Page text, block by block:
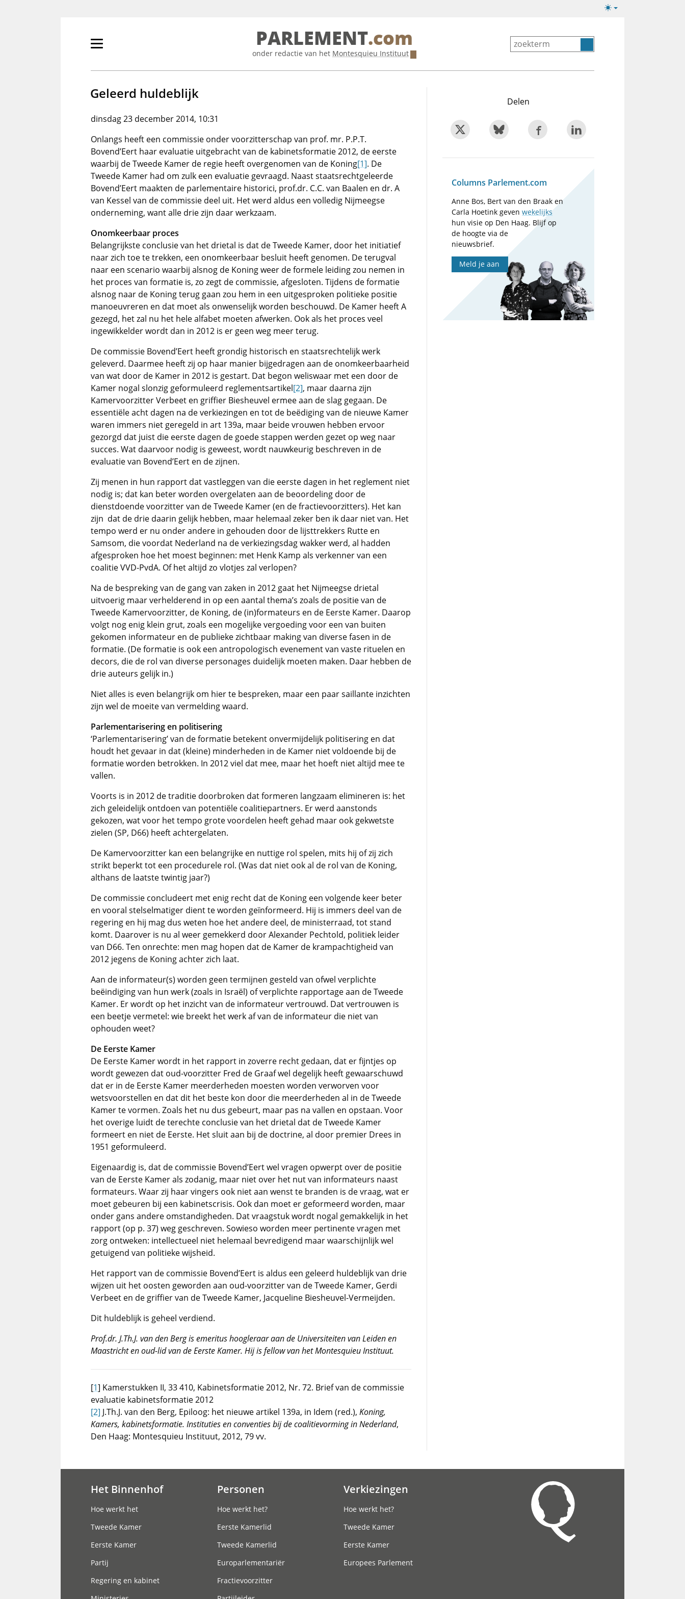
Lichte/donkere
Primair
tonen/verbergen
PARLEMENT.com
onder redactie van het Montesquieu Instituut
Geleerd huldeblijk
dinsdag 23 december 2014, 10:31
Onlangs heeft een commissie onder voorzitterschap van prof. mr. P.P.T.
Bovend’Eert haar evaluatie uitgebracht van de kabinetsformatie 2012, de eerste
waarbij de Tweede Kamer de regie heeft overgenomen van de Koning[1]. De
Tweede Kamer had om zulk een evaluatie gevraagd. Naast staatsrechtgeleerde
Bovend’Eert maakten de parlementaire historici, prof.dr. C.C. van Baalen en dr. A
van Kessel van de commissie deel uit. Het werd aldus een volledig Nijmeegse
onderneming, want alle drie zijn daar werkzaam.
Onomkeerbaar proces
Belangrijkste conclusie van het drietal is dat de Tweede Kamer, door het initiatief
naar zich toe te trekken, een onomkeerbaar besluit heeft genomen. De terugval
naar een scenario waarbij alsnog de Koning weer de formele leiding zou nemen in
het proces van formatie is, zo zegt de commissie, afgesloten. Tijdens de formatie
alsnog naar de Koning terug gaan zou hem in een uitgesproken politieke positie
manoeuvreren en dat moet als onwenselijk worden beschouwd. De Kamer heeft A
gezegd, het zal nu het hele alfabet moeten afwerken. Ook als het proces veel
ingewikkelder wordt dan in 2012 is er geen weg meer terug.
De commissie Bovend’Eert heeft grondig historisch en staatsrechtelijk werk
geleverd. Daarmee heeft zij op haar manier bijgedragen aan de onomkeerbaarheid
van wat door de Kamer in 2012 is gestart. Dat begon weliswaar met een door de
Kamer nogal slonzig geformuleerd reglementsartikel[2], maar daarna zijn
Kamervoorzitter Verbeet en griffier Biesheuvel ermee aan de slag gegaan. De
essentiële acht dagen na de verkiezingen en tot de beëdiging van de nieuwe Kamer
waren immers niet geregeld in art 139a, maar beide vrouwen hebben ervoor
gezorgd dat juist die eerste dagen de goede stappen werden gezet op weg naar
succes. Wat daarvoor nodig is geweest, wordt nauwkeurig beschreven in de
evaluatie van Bovend’Eert en de zijnen.
Zij menen in hun rapport dat vastleggen van die eerste dagen in het reglement niet
nodig is; dat kan beter worden overgelaten aan de beoordeling door de
dienstdoende voorzitter van de Tweede Kamer (en de fractievoorzitters). Het kan
zijn dat de drie daarin gelijk hebben, maar helemaal zeker ben ik daar niet van. Het
tempo werd er nu onder andere in gehouden door de lijsttrekkers Rutte en
Samsom, die voordat Nederland na de verkiezingsdag wakker werd, al hadden
afgesproken hoe het moest beginnen: met Henk Kamp als verkenner van een
coalitie VVD-PvdA. Of het altijd zo vlotjes zal verlopen?
Na de bespreking van de gang van zaken in 2012 gaat het Nijmeegse drietal
uitvoerig maar verhelderend in op een aantal thema’s zoals de positie van de
Tweede Kamervoorzitter, de Koning, de (in)formateurs en de Eerste Kamer. Daarop
volgt nog enig klein grut, zoals een mogelijke vergoeding voor een van buiten
gekomen informateur en de publieke zichtbaar making van diverse fasen in de
formatie. (De formatie is ook een antropologisch evenement van vaste rituelen en
decors, die de rol van diverse personages duidelijk moeten maken. Daar hebben de
drie auteurs gelijk in.)
Niet alles is even belangrijk om hier te bespreken, maar een paar saillante inzichten
zijn wel de moeite van vermelding waard.
Parlementarisering en politisering
‘Parlementarisering’ van de formatie betekent onvermijdelijk politisering en dat
houdt het gevaar in dat (kleine) minderheden in de Kamer niet voldoende bij de
formatie worden betrokken. In 2012 viel dat mee, maar het hoeft niet altijd mee te
vallen.
Voorts is in 2012 de traditie doorbroken dat formeren langzaam elimineren is: het
zich geleidelijk ontdoen van potentiële coalitiepartners. Er werd aanstonds
gekozen, wat voor het tempo grote voordelen heeft gehad maar ook gekwetste
zielen (SP, D66) heeft achtergelaten.
De Kamervoorzitter kan een belangrijke en nuttige rol spelen, mits hij of zij zich
strikt beperkt tot een procedurele rol. (Was dat niet ook al de rol van de Koning,
althans de laatste twintig jaar?)
De commissie concludeert met enig recht dat de Koning een volgende keer beter
en vooral stelselmatiger dient te worden geïnformeerd. Hij is immers deel van de
regering en hij mag dus weten hoe het andere deel, de ministerraad, tot stand
komt. Daarover is nu al weer gemekkerd door Alexander Pechtold, politiek leider
van D66. Ten onrechte: men mag hopen dat de Kamer de krampachtigheid van
2012 jegens de Koning achter zich laat.
Aan de informateur(s) worden geen termijnen gesteld van ofwel verplichte
beëindiging van hun werk (zoals in Israël) of verplichte rapportage aan de Tweede
Kamer. Er wordt op het inzicht van de informateur vertrouwd. Dat vertrouwen is
een beetje vermetel: wie breekt het werk af van de informateur die niet van
ophouden weet?
De Eerste Kamer
De Eerste Kamer wordt in het rapport in zoverre recht gedaan, dat er fijntjes op
wordt gewezen dat oud-voorzitter Fred de Graaf wel degelijk heeft gewaarschuwd
dat er in de Eerste Kamer meerderheden moesten worden verworven voor
wetsvoorstellen en dat dit het beste kon door die meerderheden al in de Tweede
Kamer te vormen. Zoals het nu dus gebeurt, maar pas na vallen en opstaan. Voor
het overige luidt de terechte conclusie van het drietal dat de Tweede Kamer
formeert en niet de Eerste. Het sluit aan bij de doctrine, al door premier Drees in
1951 geformuleerd.
Eigenaardig is, dat de commissie Bovend’Eert wel vragen opwerpt over de positie
van de Eerste Kamer als zodanig, maar niet over het nut van informateurs naast
formateurs. Waar zij haar vingers ook niet aan wenst te branden is de vraag, wat er
moet gebeuren bij een kabinetscrisis. Ook dan moet er geformeerd worden, maar
onder gans andere omstandigheden. Dat vraagstuk wordt nogal gemakkelijk in het
rapport (op p. 37) weg geschreven. Sowieso worden meer pertinente vragen met
zorg ontweken: intellectueel niet helemaal bevredigend maar waarschijnlijk wel
getuigend van politieke wijsheid.
Het rapport van de commissie Bovend’Eert is aldus een geleerd huldeblijk van drie
wijzen uit het oosten geworden aan oud-voorzitter van de Tweede Kamer, Gerdi
Verbeet en de griffier van de Tweede Kamer, Jacqueline Biesheuvel-Vermeijden.
Dit huldeblijk is geheel verdiend.
Prof.dr. J.Th.J. van den Berg is emeritus hoogleraar aan de Universiteiten van Leiden en
Maastricht en oud-lid van de Eerste Kamer. Hij is fellow van het Montesquieu Instituut.
[1] Kamerstukken II, 33 410, Kabinetsformatie 2012, Nr. 72. Brief van de commissie
evaluatie kabinetsformatie 2012
[2] J.Th.J. van den Berg, Epiloog: het nieuwe artikel 139a, in Idem (red.), Koning,
Kamers, kabinetsformatie. Instituties en conventies bij de coalitievorming in Nederland,
Den Haag: Montesquieu Instituut, 2012, 79 vv.
Delen
Columns Parlement.com
Anne Bos, Bert van den Braak en
Carla Hoetink gevenwekelijks
hun visie op Den Haag. Blijf op
de hoogte via de
nieuwsbrief.
Meld je aan
Het Binnenhof
Hoe werkt het
Tweede Kamer
Eerste Kamer
Partij
Regering en kabinet
Personen
Hoe werkt het?
Eerste Kamerlid
Tweede Kamerlid
Europarlementariër
Fractievoorzitter
Verkiezingen
Hoe werkt het?
Tweede Kamer
Eerste Kamer
Europees Parlement